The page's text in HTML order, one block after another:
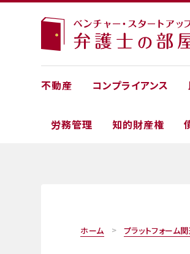
不動産 コンプライアンス
労務管理 知的財産権
ホーム プラットフォーム